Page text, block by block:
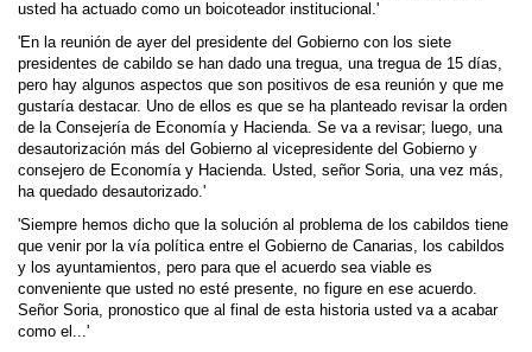
usted ha actuado como un boicoteador institucional.'
'En la reunión de ayer del presidente del Gobierno con los siete
presidentes de cabildo se han dado una tregua, una tregua de 15 días,
pero hay algunos aspectos que son positivos de esa reunión y que me
gustaría destacar. Uno de ellos es que se ha planteado revisar la orden
de la Consejería de Economía y Hacienda. Se va a revisar; luego, una
desautorización más del Gobierno al vicepresidente del Gobierno y
consejero de Economía y Hacienda. Usted, señor Soria, una vez más,
ha quedado desautorizado.'
'Siempre hemos dicho que la solución al problema de los cabildos tiene
que venir por la vía política entre el Gobierno de Canarias, los cabildos
y los ayuntamientos, pero para que el acuerdo sea viable es
conveniente que usted no esté presente, no figure en ese acuerdo.
Señor Soria, pronostico que al final de esta historia usted va a acabar
como el...'